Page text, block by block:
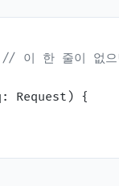
// 이 한 줄이 없으
Request ) {